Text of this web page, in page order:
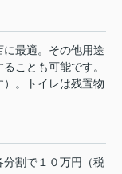
最適。その他用途
ことも可能です。
。トイレは残置物
割で１０万円（税